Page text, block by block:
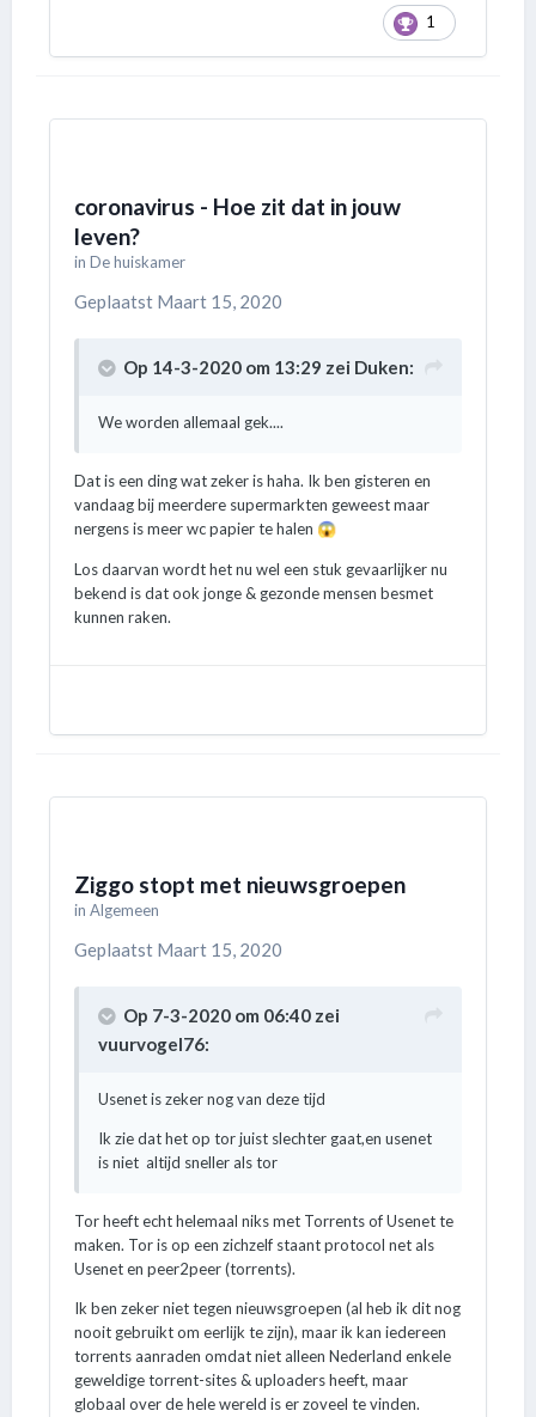
1
coronavirus - Hoe zit dat in jouw
leven?
in De huiskamer
Geplaatst Maart 15, 2020
Op 14-3-2020 om 13:29 zei Duken:
We worden allemaal gek....
Dat is een ding wat zeker is haha. Ik ben gisteren en
vandaag bij meerdere supermarkten geweest maar
nergens is meer wc papier te halen 😱
Los daarvan wordt het nu wel een stuk gevaarlijker nu
bekend is dat ook jonge & gezonde mensen besmet
kunnen raken.
Ziggo stopt met nieuwsgroepen
in Algemeen
Geplaatst Maart 15, 2020
Op 7-3-2020 om 06:40 zei
vuurvogel76:
Usenet is zeker nog van deze tijd
Ik zie dat het op tor juist slechter gaat,en usenet
is niet altijd sneller als tor
Tor heeft echt helemaal niks met Torrents of Usenet te
maken. Tor is op een zichzelf staant protocol net als
Usenet en peer2peer (torrents).
Ik ben zeker niet tegen nieuwsgroepen (al heb ik dit nog
nooit gebruikt om eerlijk te zijn), maar ik kan iedereen
torrents aanraden omdat niet alleen Nederland enkele
geweldige torrent-sites & uploaders heeft, maar
globaal over de hele wereld is er zoveel te vinden.